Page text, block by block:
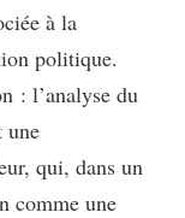
à la
politique.
: l’analyse du
une
qui, dans un
comme une